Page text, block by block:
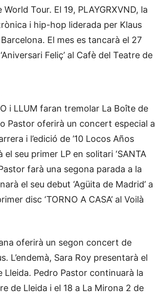
Tour. El 19, PLAYGRXVND, la
i hip-hop liderada per Klaus
El mes es tancarà el 27
Feliç’ al Cafè del Teatre de
i LLUM faran tremolar La Boîte de
Pastor oferirà un concert especial a
i l’edició de ’10 Locos Años
el seu primer LP en solitari ‘SANTA
farà una segona parada a la
el seu debut ‘Agüita de Madrid’ a
disc ‘TORNO A CASA’ al Voilà
oferirà un segon concert de
L’endemà, Sara Roy presentarà el
Lleida. Pedro Pastor continuarà la
de Lleida i el 18 a La Mirona 2 de